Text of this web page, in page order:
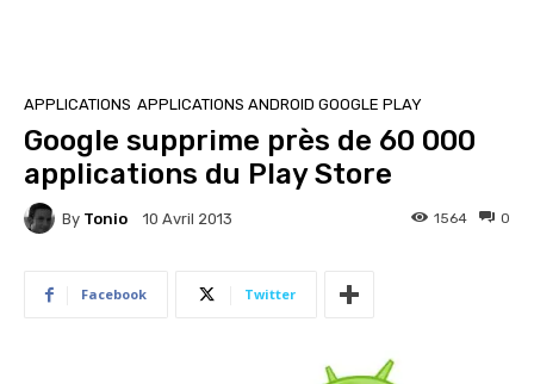
APPLICATIONS APPLICATIONS ANDROID GOOGLE PLAY
Google supprime près de 60 000
applications du Play Store
By Tonio 10 Avril 2013 0
1564
Facebook Twitter